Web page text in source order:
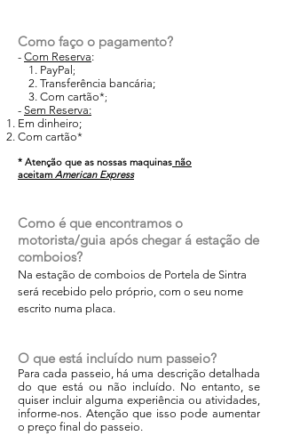
Como faço o pagamento?
- Com Reserva:
1. PayPal ;
2. Transferência bancária;
3. Com cartão*;
- Sem Reserva:
Em dinheiro;
Com cartão*
* Atenção que as nossas maquinas não
aceitam American Express
Como é que encontramos o
motorista/guia após chegar á estação de
comboios?
Na estação de comboios de Portela de Sintra
será recebido pelo próprio, com o seu nome
escrito numa placa.
O que está incluído num passeio?
Para cada passeio, há uma descrição detalhada
do que está ou não incluído. No entanto, se
quiser incluir alguma experiência ou atividades,
informe-nos. Atenção que isso pode aumentar
o preço final do passeio.